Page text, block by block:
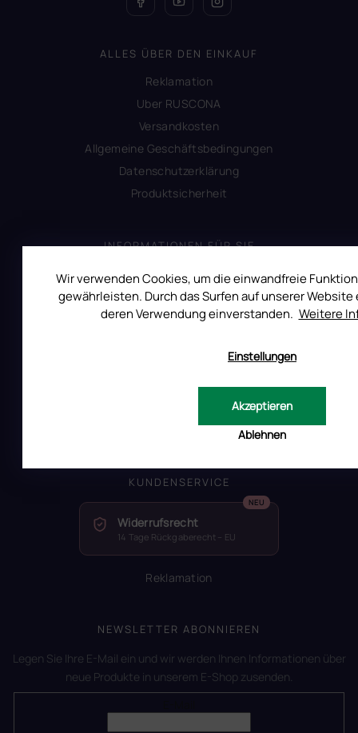
Wir verwenden Cookies, um die einwandfreie
gewährleisten. Durch das Surfen auf unserer Website
deren Verwendung einverstanden. Weitere
Einstellungen
Ablehnen
Akzeptieren
ALLES ÜBER DEN EINKAUF
Reklamation
Uber RUSCONA
Versandkosten
Allgemeine Geschäftsbedingungen
Datenschutzerklärung
Produktsicherheit
INFORMATIONEN FÜR SIE
Kontakt
Warum Ruscona
Alles zum Verbot von TPO
RUSCONA und Nachhaltigkeit
RUSCONA Shine Nagelnetzwerk
Geschäftsbewertung
KUNDENSERVICE
Widerrufsrecht
14 Tage Rückgaberecht – EU
Reklamation
NEWSLETTER ABONNIEREN
Legen Sie Ihre E-Mail ein und wir werden Ihnen Informationen über
neue Produkte in unserem E-Shop zusenden.